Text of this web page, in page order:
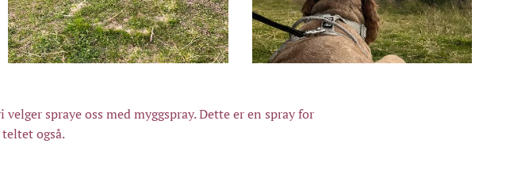
spraye oss med myggspray. Dette er en spray for
også.